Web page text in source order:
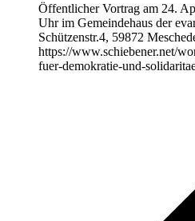
Öffentlicher Vortrag am 24.
Uhr im Gemeindehaus der
Schützenstr.4, 59872
https://www.schiebener.net/
fuer-demokratie-und-